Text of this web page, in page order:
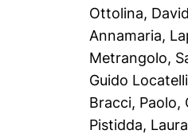
Ottolina,
Annamaria,
Metrangolo,
Guido
Bracci, Paolo,
Pistidda, Laura